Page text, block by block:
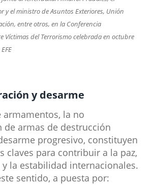
y el ministro de Asuntos Exteriores, Unión
entre otros, en la Conferencia
Víctimas del Terrorismo celebrada en octubre
y desarme
armamentos, la no
de armas de destrucción
progresivo, constituyen
claves para contribuir a la paz,
la estabilidad internacionales.
sentido, a puesta por: